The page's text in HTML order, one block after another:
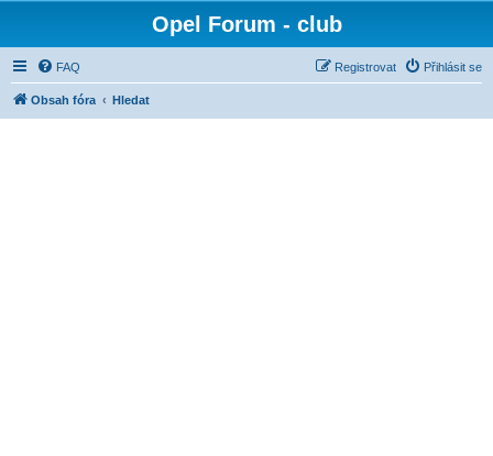
Opel Forum - club
FAQ Přihlásit se
Registrovat
Obsah fóra Hledat